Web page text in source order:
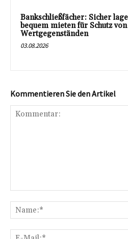
Bankschließfächer: Sicher
bequem mieten für Schutz von
Wertgegenständen
03.08.2026
Kommentieren Sie den Artikel